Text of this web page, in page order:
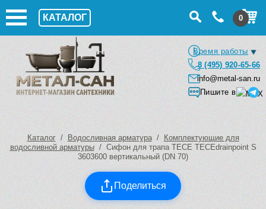
КАТАЛОГ 0
Время работы
8 (495) 920-65-66
info@metal-san.ru
Пишите в
Каталог/ Водосливная арматура/
Комплектующие для
водосливной арматуры/ Сифон для трапа TECE TECEdrainpoint S
3603600 вертикальный (DN 70)
Поделиться